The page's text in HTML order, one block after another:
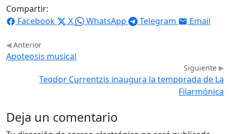
Compartir:
Facebook
X WhatsApp Telegram Email
Anterior
Apoteosis musical
Siguiente
Teodor Currentzis inaugura la temporada de La
Filarmónica
Deja un comentario